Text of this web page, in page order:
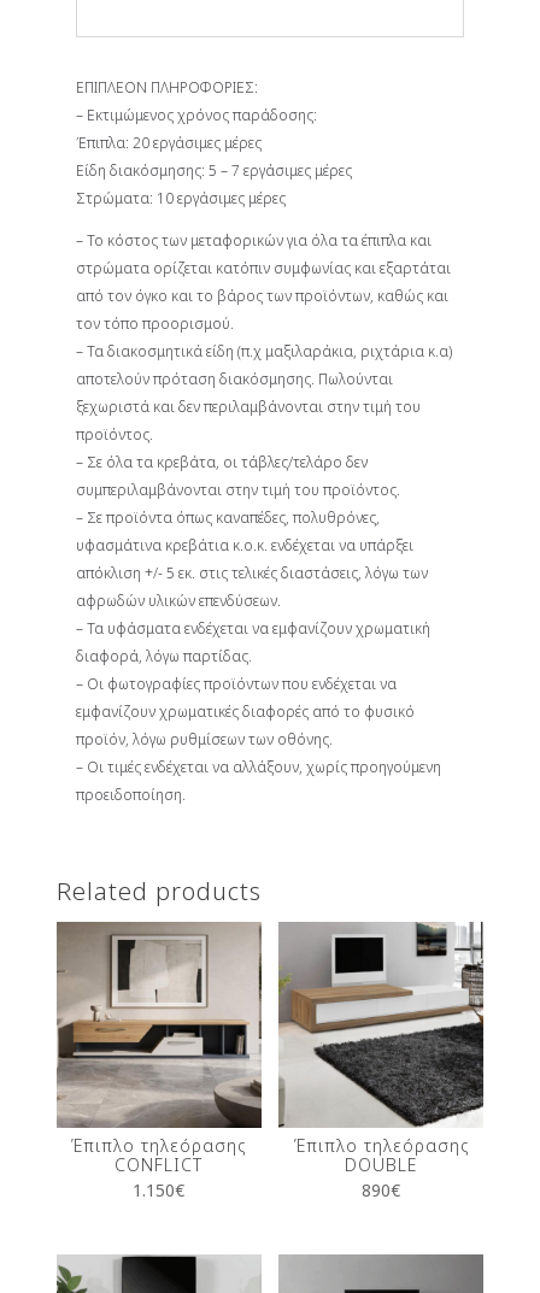
ΕΠΙΠΛΕΟΝ ΠΛΗΡΟΦΟΡΙΕΣ:
– Εκτιμώμενος χρόνος παράδοσης:
Έπιπλα: 20 εργάσιμες μέρες
Είδη διακόσμησης: 5 – 7 εργάσιμες μέρες
Στρώματα: 10 εργάσιμες μέρες
– Το κόστος των μεταφορικών για όλα τα έπιπλα και
στρώματα ορίζεται κατόπιν συμφωνίας και εξαρτάται
από τον όγκο και το βάρος των προϊόντων, καθώς και
τον τόπο προορισμού.
– Τα διακοσμητικά είδη (π.χ μαξιλαράκια, ριχτάρια κ.α)
αποτελούν πρόταση διακόσμησης. Πωλούνται
ξεχωριστά και δεν περιλαμβάνονται στην τιμή του
προϊόντος.
– Σε όλα τα κρεβάτα, οι τάβλες/τελάρο δεν
συμπεριλαμβάνονται στην τιμή του προϊόντος.
– Σε προϊόντα όπως καναπέδες, πολυθρόνες,
υφασμάτινα κρεβάτια κ.ο.κ. ενδέχεται να υπάρξει
απόκλιση +/- 5 εκ. στις τελικές διαστάσεις, λόγω των
αφρωδών υλικών επενδύσεων.
– Τα υφάσματα ενδέχεται να εμφανίζουν χρωματική
διαφορά, λόγω παρτίδας.
– Οι φωτογραφίες προϊόντων που ενδέχεται να
εμφανίζουν χρωματικές διαφορές από το φυσικό
προϊόν, λόγω ρυθμίσεων των οθόνης.
– Οι τιμές ενδέχεται να αλλάξουν, χωρίς προηγούμενη
προειδοποίηση.
Related products
Έπιπλο τηλεόρασης
CONFLICT
1.150€
Έπιπλο τηλεόρασης
DOUBLE
890€